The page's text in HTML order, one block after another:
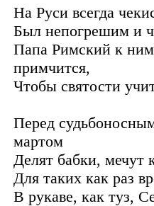
На Руси всегда
Был непогрешим и
Папа Римский к ним
примчится,
Чтобы святости
Перед
мартом
Делят бабки,
Для таких как раз
В рукаве, как туз,